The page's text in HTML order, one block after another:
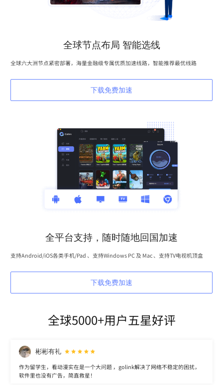
全球节点布局 智能选线
全球六大洲节点紧密部署，海量金融级专属优质加速线路，智能推荐最优线路
下载免费加速
全平台支持，随时随地回国加速
支持Android/iOS各类手机/Pad 、支持Windows PC 及 Mac 、支持TV电视机顶盒
下载免费加速
全球5000+用户五星好评
彬彬有礼
作为留学生，看动漫实在是一个大问题 ，golink解决了网络不稳定的困扰，
软件里也没有广告，简直救星！